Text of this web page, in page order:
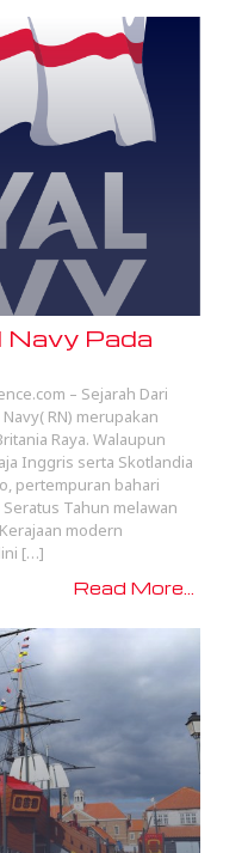
Navy Pada
– Sejarah Dari
RN) merupakan
Raya. Walaupun
Inggris serta Skotlandia
pertempuran bahari
Tahun melawan
modern
[…]
Read More...